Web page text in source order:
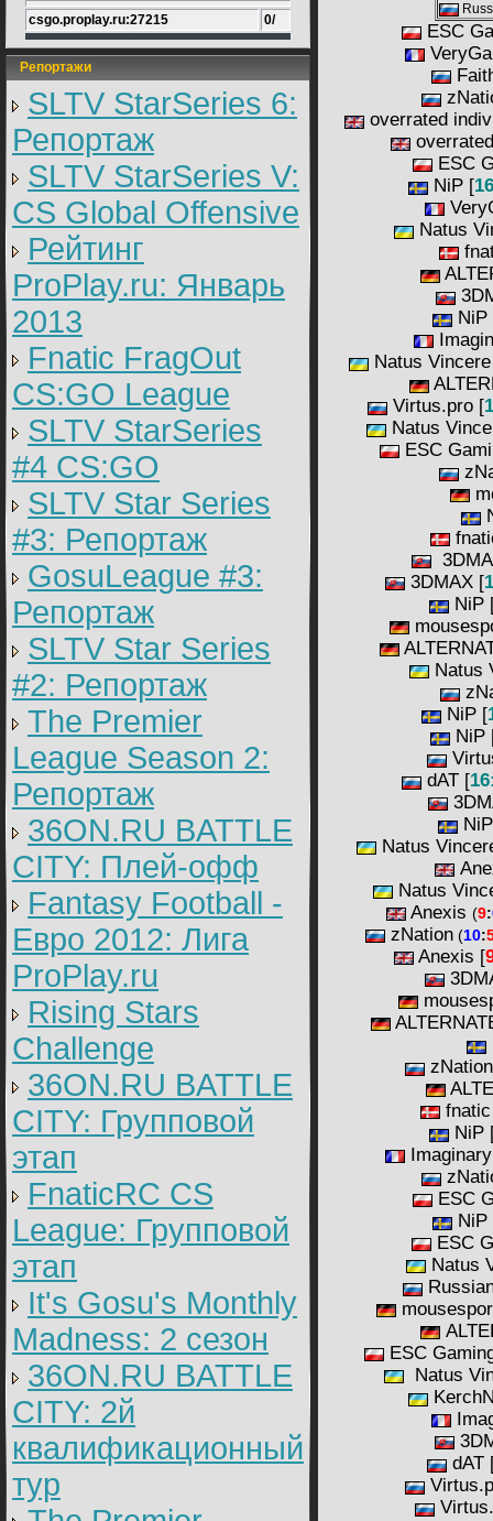
csgo.proplay.ru:27215 0/
Репортажи
SLTV StarSeries 6:
Репортаж
SLTV StarSeries V:
CS Global Offensive
Рейтинг
ProPlay.ru: Январь
2013
Fnatic FragOut
CS:GO League
SLTV StarSeries
#4 CS:GO
SLTV Star Series
#3: Репортаж
GosuLeague #3:
Репортаж
SLTV Star Series
#2: Репортаж
The Premier
League Season 2:
Репортаж
36ON.RU BATTLE
CITY: Плей-офф
Fantasy Football -
Евро 2012: Лига
ProPlay.ru
Rising Stars
Challenge
36ON.RU BATTLE
CITY: Групповой
этап
FnaticRC CS
League: Групповой
этап
It's Gosu's Monthly
Madness: 2 сезон
36ON.RU BATTLE
CITY: 2й
квалификационный
тур
ESC
overrated
ESC
NiP [
Natus
NiP
Natus
Virtus.pro [
Natus
ESC
3DMAX [
NiP
Natus
NiP [
NiP
dAT [
Natus
Natus
Anexis (9:
zNation (10:
Anexis [
fnatic
NiP
ESC
NiP
ESC
Natus
ESC
Natus
dAT